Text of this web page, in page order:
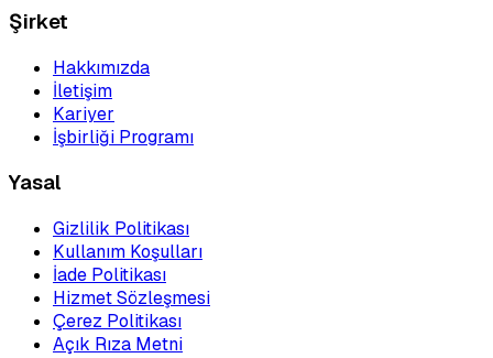
Şirket
Hakkımızda
İletişim
Kariyer
İşbirliği Programı
Yasal
Gizlilik Politikası
Kullanım Koşulları
İade Politikası
Hizmet Sözleşmesi
Çerez Politikası
Açık Rıza Metni